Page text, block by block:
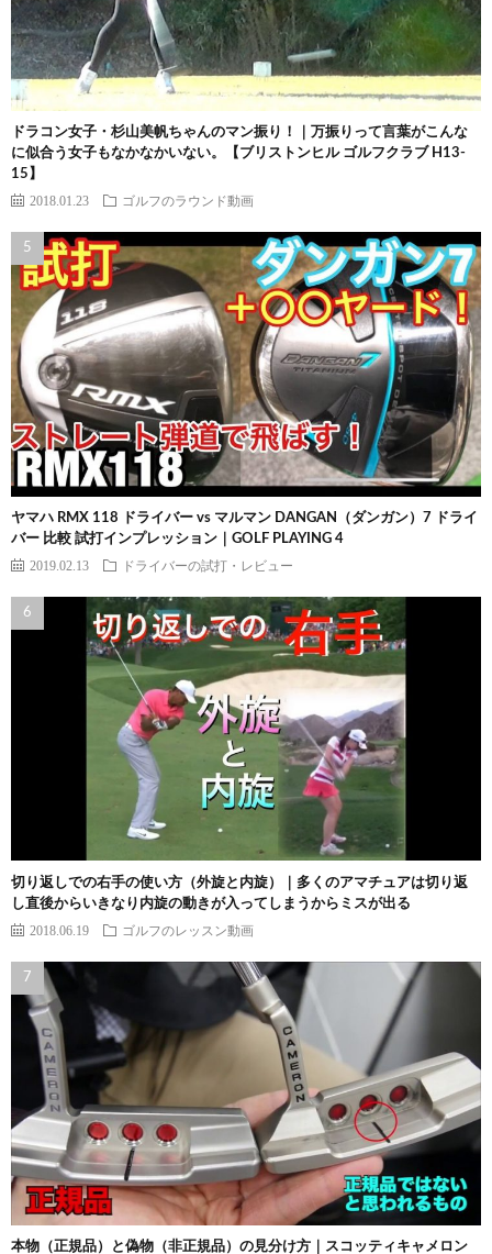
ドラコン女子・杉山美帆ちゃんのマン振り！｜万振りって言葉がこんな
に似合う女子もなかなかいない。【ブリストンヒル ゴルフクラブ H13-
15】
2018.01.23 ゴルフのラウンド動画
ヤマハ RMX 118 ドライバー vs マルマン DANGAN（ダンガン）7 ドライ
バー 比較 試打インプレッション｜GOLF PLAYING 4
2019.02.13 ドライバーの試打・レビュー
切り返しでの右手の使い方（外旋と内旋）｜多くのアマチュアは切り返
し直後からいきなり内旋の動きが入ってしまうからミスが出る
2018.06.19 ゴルフのレッスン動画
本物（正規品）と偽物（非正規品）の見分け方｜スコッティキャメロン